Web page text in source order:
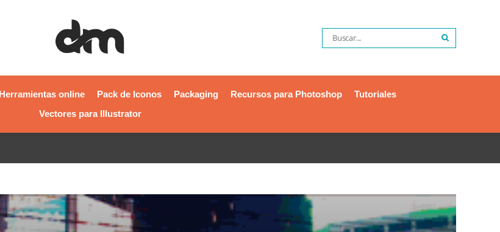
Herramientas online Pack de Iconos Packaging Recursos para Photoshop
Tutoriales
Vectores para Illustrator